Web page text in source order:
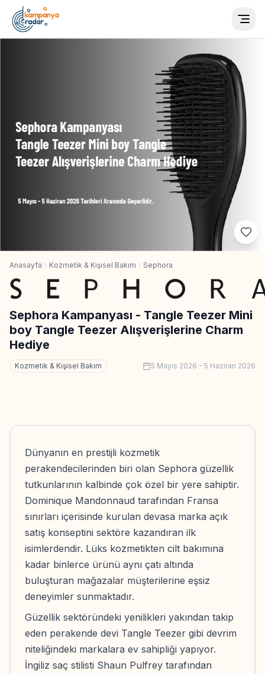
Anasayfa Kozmetik & Kişisel Bakım Sephora
Sephora Kampanyası - Tangle Teezer Mini
boy Tangle Teezer Alışverişlerine Charm
Hediye
Kozmetik & Kişisel Bakım 5 Mayıs 2026 - 5 Haziran 2026
Dünyanın en prestijli kozmetik
perakendecilerinden biri olan Sephora güzellik
tutkunlarının kalbinde çok özel bir yere sahiptir.
Dominique Mandonnaud tarafından Fransa
sınırları içerisinde kurulan devasa marka açık
satış konseptini sektöre kazandıran ilk
isimlerdendir. Lüks kozmetikten cilt bakımına
kadar binlerce ürünü aynı çatı altında
buluşturan mağazalar müşterilerine eşsiz
deneyimler sunmaktadır.
Güzellik sektöründeki yenilikleri yakından takip
eden perakende devi Tangle Teezer gibi devrim
niteliğindeki markalara ev sahipliği yapıyor.
İngiliz saç stilisti Shaun Pulfrey tarafından